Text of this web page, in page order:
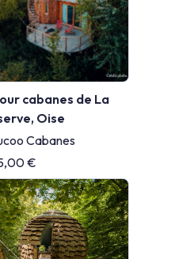
cabanes de La
Oise
Cabanes
€